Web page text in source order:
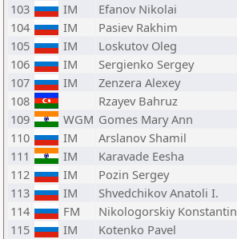
103
IM Efanov Nikolai
104
IM Pasiev Rakhim
105
IM Loskutov Oleg
106
IM Sergienko Sergey
107
IM Zenzera Alexey
108
Rzayev Bahruz
109
WGM Gomes Mary Ann
110
IM Arslanov Shamil
111
IM Karavade Eesha
112
IM Pozin Sergey
113
IM Shvedchikov Anatoli I.
114
FM Nikologorskiy Konstantin
115
IM Kotenko Pavel